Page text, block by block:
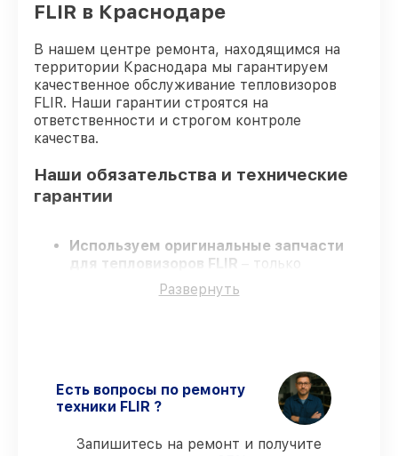
FLIR в Краснодаре
В нашем центре ремонта, находящимся на
территории Краснодара мы гарантируем
качественное обслуживание тепловизоров
FLIR. Наши гарантии строятся на
ответственности и строгом контроле
качества.
Наши обязательства и технические
гарантии
Используем оригинальные запчасти
для тепловизоров FLIR
– только
качественные запчасти для вашей
тепловизоров FLIR в оговоренные сроки.
Гарантийное обслуживание– на все
ремонт и запчасти для тепловизоров
FLIR предоставляется гарантия до 3-х
Развернуть
Есть вопросы по ремонту
техники FLIR ?
Запишитесь на ремонт и получите